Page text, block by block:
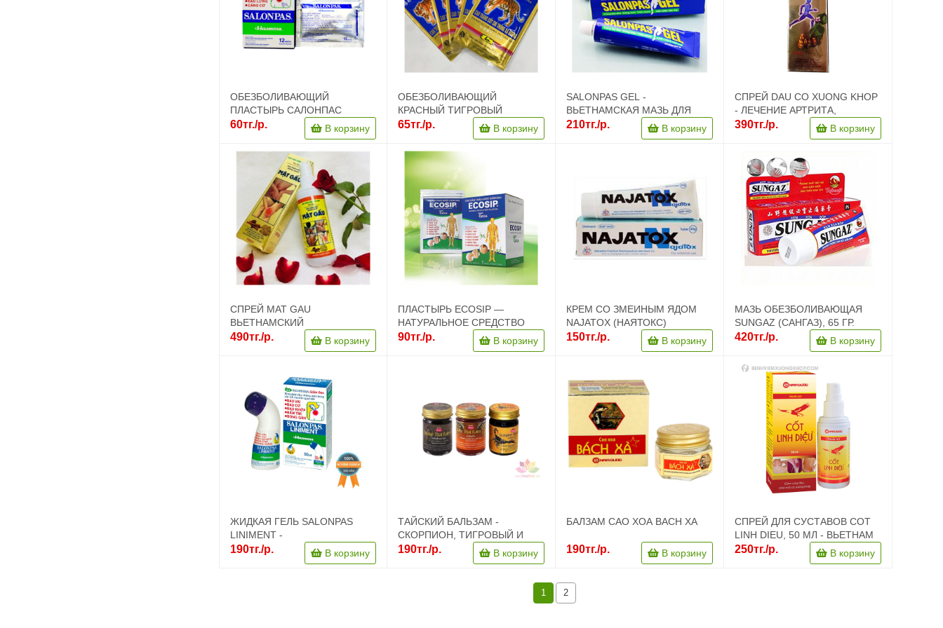
ОБЕЗБОЛИВАЮЩИЙ
ПЛАСТЫРЬ САЛОНПАС
SALONPAS – ВЬЕТНАМ
60тг./р. В корзину
ОБЕЗБОЛИВАЮЩИЙ
КРАСНЫЙ ТИГРОВЫЙ
ПЛАСТЫРЬ ДЛЯ ЛЕЧЕНИЯ
СУСТАВОВ И МЫШЦ
65тг./р. В корзину
SALONPAS GEL -
ВЬЕТНАМСКАЯ МАЗЬ ДЛЯ
СУСТАВОВ И МЫШЦ
210тг./р. В корзину
СПРЕЙ DAU CO XUONG KHOP
- ЛЕЧЕНИЕ АРТРИТА,
ОСТЕОХОНДРОЗА, БОЛЕЙ В
СУХОЖИЛИЯХ, ТРАВМ,
100 МЛ. ВЬЕТНАМ.
390тг./р. В корзину
СПРЕЙ MAT GAU
ВЬЕТНАМСКИЙ
490тг./р. В корзину
ПЛАСТЫРЬ ECOSIP —
НАТУРАЛЬНОЕ СРЕДСТВО
ДЛЯ СНЯТИЯ БОЛЕЙ ИЗ
90тг./р. В корзину
КРЕМ СО ЗМЕИНЫМ ЯДОМ
NAJATOX (НАЯТОКС)
ВЬЕТНАМ
150тг./р. В корзину
МАЗЬ ОБЕЗБОЛИВАЮЩАЯ
SUNGAZ (САНГАЗ), 65 ГР.
420тг./р. В корзину
ЖИДКАЯ ГЕЛЬ SALONPAS
LINIMENT -
ОБЕЗБОЛИВАЮЩИЙ
РОЛИКОВЫЙ ГЕЛЬ В БОЛЕЕ
190тг./р. В корзину
ТАЙСКИЙ БАЛЬЗАМ -
СКОРПИОН, ТИГРОВЫЙ И
ЗМЕИНЫЙ
190тг./р. В корзину
БАЛЗАМ CAO XOA BACH XA
190тг./р. В корзину
СПРЕЙ ДЛЯ СУСТАВОВ COT
LINH DIEU, 50 МЛ - ВЬЕТНАМ
250тг./р. В корзину
1 2